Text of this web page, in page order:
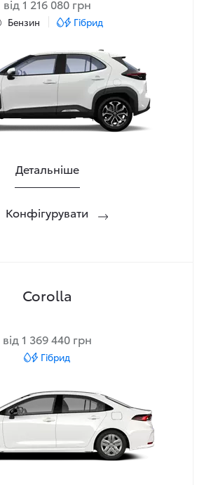
від 1 216 080 грн
Бензин Гібрид
Детальніше
Конфігурувати
Corolla
від 1 369 440 грн
Гібрид